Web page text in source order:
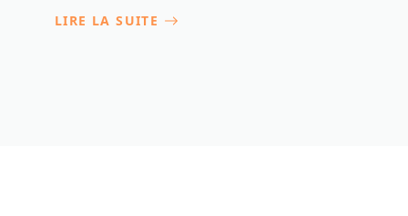
LIRE LA SUITE